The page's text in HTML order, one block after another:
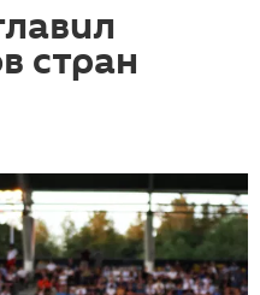
стран